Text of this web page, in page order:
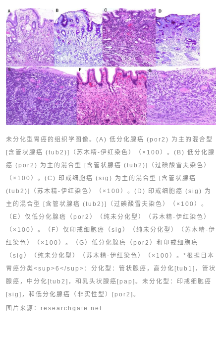
未分化型胃癌的组织学图像。(A) 低分化腺癌 (por2) 为主的混合型
[含管状腺癌 (tub2)]（苏木精-伊红染色）（×100）。(B) 低分化腺
癌 (por2) 为主的混合型 [含管状腺癌 (tub2)]（过碘酸雪夫染色）
（×100）。(C) 印戒细胞癌 (sig) 为主的混合型 [含管状腺癌
(tub2)]（苏木精-伊红染色）（×100）。(D) 印戒细胞癌 (sig) 为
主的混合型 [含管状腺癌 (tub2)]（过碘酸雪夫染色）（×100）。
（E）仅低分化腺癌（por2）（纯未分化型）（苏木精-伊红染色）
（×100）。（F）仅印戒细胞癌（sig）（纯未分化型）（苏木精-伊
红染色）（×100）。（G）低分化腺癌（por2）和印戒细胞癌
（sig）（纯未分化型）（苏木精-伊红染色）（×100）。*根据日本
胃癌分类<sup>6</sup>：分化型：管状腺癌，高分化[tub1]，管状
腺癌，中分化[tub2]，和乳头状腺癌[pap]。未分化型：印戒细胞癌
[sig]，和低分化腺癌（非实性型）[por2]。
图片来源：researchgate.net